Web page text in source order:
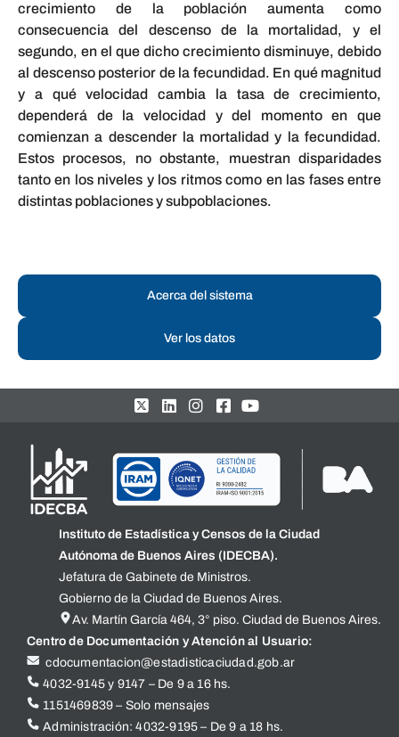
crecimiento de la población aumenta como
consecuencia del descenso de la mortalidad, y el
segundo, en el que dicho crecimiento disminuye, debido
al descenso posterior de la fecundidad. En qué magnitud
y a qué velocidad cambia la tasa de crecimiento,
dependerá de la velocidad y del momento en que
comienzan a descender la mortalidad y la fecundidad.
Estos procesos, no obstante, muestran disparidades
tanto en los niveles y los ritmos como en las fases entre
distintas poblaciones y subpoblaciones.
Acerca del sistema
Ver los datos
Instituto de Estadística y Censos de la Ciudad
Autónoma de Buenos Aires (IDECBA).
Jefatura de Gabinete de Ministros.
Gobierno de la Ciudad de Buenos Aires.
Av. Martín García 464, 3° piso. Ciudad de Buenos Aires.
Centro de Documentación y Atención al Usuario:
cdocumentacion@estadisticaciudad.gob.ar
4032-9145 y 9147 – De 9 a 16 hs.
1151469839 – Solo mensajes
Administración: 4032-9195 – De 9 a 18 hs.